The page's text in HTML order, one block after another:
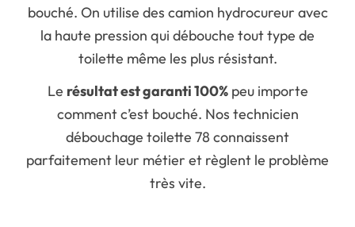
bouché. On utilise des camion hydrocureur avec
la haute pression qui débouche tout type de
toilette même les plus résistant.
Le résultat est garanti 100%peu importe
comment c’est bouché. Nos technicien
débouchage toilette 78 connaissent
parfaitement leur métier et règlent le problème
très vite.